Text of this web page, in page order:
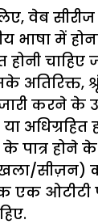
वेब
भाषा में
चाहिए
करने के
अधिग्रहित
पात्र होने के
सीज़न)
एक ओटीटी